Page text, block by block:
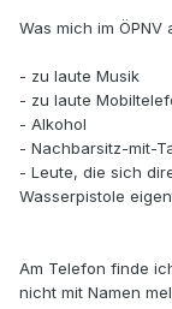
Was mich im ÖPNV
- zu laute Musik
- zu laute
- Alkohol
- Nachbarsitz-mit-
- Leute, die sich
Wasserpistole
Am Telefon finde
nicht mit Namen